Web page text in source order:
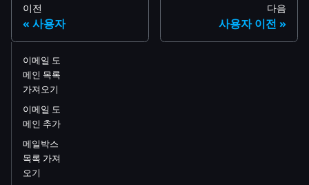
이전
사용자
다음
사용자 이전
이메일 도
메인 목록
가져오기
이메일 도
메인 추가
메일박스
목록 가져
오기